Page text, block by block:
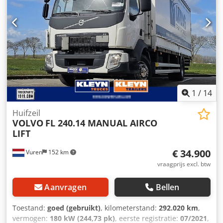
PAKKET - koelkast - glazen dak - assistentiepakket tot
februari 2026 Crjdpeyudu Tjfx Ap Eef
1 / 14
Vuren 152 km
Huifzeil
VOLVO FL 240.14 MANUAL AIRCO
LIFT
€ 34.900
vraagprijs excl. btw
Aanvragen Bellen
Toestand: goed (gebruikt), kilometerstand: 292.020 km,
vermogen: 180 kW (244,73 pk), eerste registratie: 07/2021,